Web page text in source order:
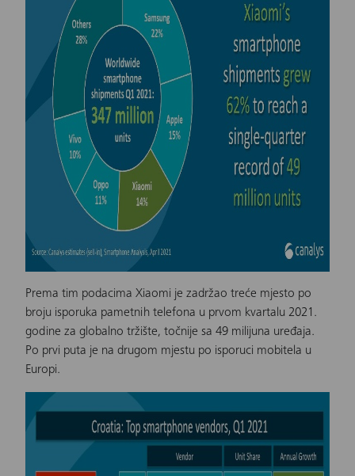
Prema tim podacima Xiaomi je zadržao treće mjesto po
broju isporuka pametnih telefona u prvom kvartalu 2021.
godine za globalno tržište, točnije sa 49 milijuna uređaja.
Po prvi puta je na drugom mjestu po isporuci mobitela u
Europi.